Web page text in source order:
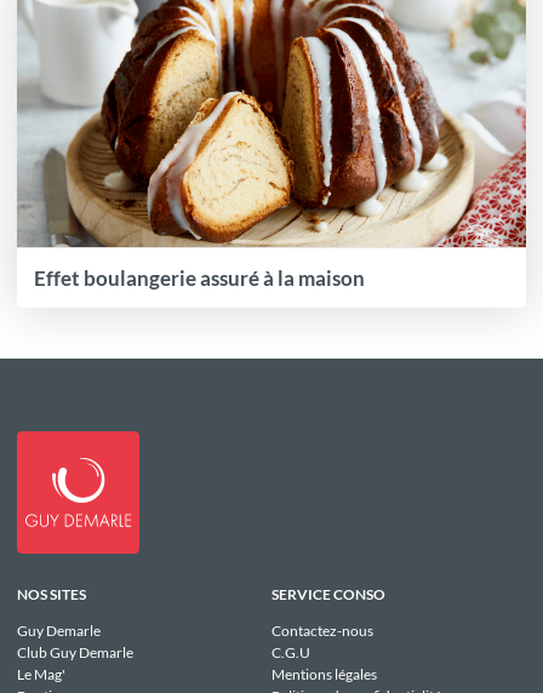
Effet boulangerie assuré à la maison
NOS SITES
Guy Demarle
Club Guy Demarle
Le Mag'
SERVICE CONSO
Contactez-nous
C.G.U
Mentions légales